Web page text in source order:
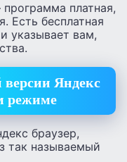
платная,
Есть бесплатная
указывает вам,
версии Яндекс
режиме
браузер,
так называемый